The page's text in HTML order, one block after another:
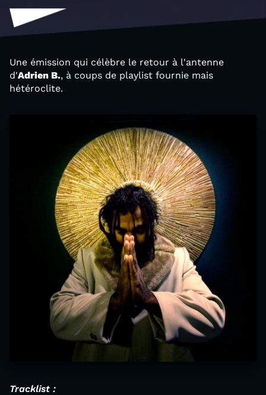
Une émission qui célèbre le retour à l'antenne
d'Adrien B., à coups de playlist fournie mais
hétéroclite.
Tracklist :